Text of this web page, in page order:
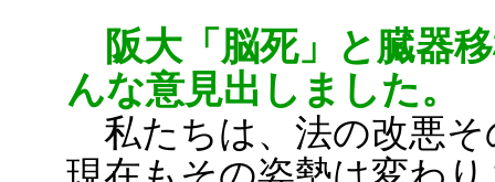
阪大「脳死」と臓器
んな意見出しました。
私たちは、法の改悪そ